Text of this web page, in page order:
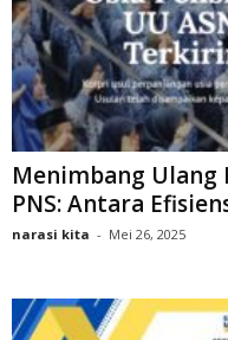
Menimbang Ulang
PNS: Antara
narasi kita - Mei 26, 2025